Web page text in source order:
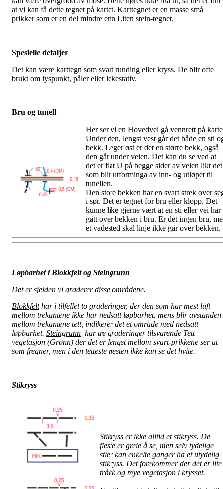
at vi kan få dette tegnet på kartet. Karttegnet er en masse små
prikker som er en del mindre enn Liten stein-tegnet.
Spesielle detaljer
Det kan være karttegn som svart runding eller kryss. De blir ofte
brukt om lyspunkt, påler eller lekestativ.
Bru og tunell
Her ser vi en Hovedvei gå vennrett på
Under den, lengst vest går det både en sti
bekk. Leger øst er det en større bekk, også
den går under veien. Det kan du se ved at
det er flat U på begge sider av veien likt det
som blir utforminga av inn- og utløpet til
tunellen.
Den store bekken har en svart strek over
i sør. Det er tegnet for bru eller klopp. Det
kunne like gjerne vært at en sti eller vei har
gått over bekken i bru. Er det ingen bru,
et vadested skal linje ikke går over bekken.
Løpbarhet i Blokkfelt og Steingrunn
Det er sjelden vi graderer disse områdene.
Blokkfelthar i tilfellet to graderinger, der den som har mest luft
mellom trekantene ikke har nedsatt løpbarhet, mens blir avstanden
mellom trekantene tett, indikerer det et område med nedsatt
løpbarhet. Steingrunn har tre graderinger tilsvarende Tett
vegetasjon (Grønn) der det er lengst mellom svart-prikkene ser ut
som fregner, men i den tetteste nesten ikke kan se det hvite.
Stikryss
Stikryss er ikke alltid et stikryss. De
fleste er greie å se, men selv tydelige
stier kan enkelte ganger ha et utydelig
stikryss. Det forekommer der det er lite
tråkk og mye vegetasjon i krysset.